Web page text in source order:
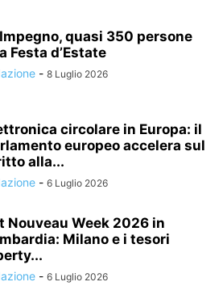
quasi 350 persone
Festa d’Estate
- 8 Luglio 2026
circolare in Europa: il
europeo accelera sul
alla...
- 6 Luglio 2026
Nouveau Week 2026 in
Milano e i tesori
- 6 Luglio 2026